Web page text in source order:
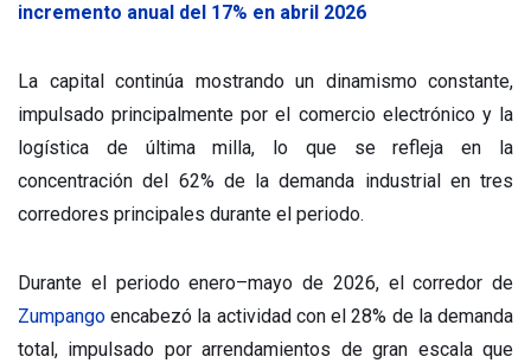
incremento anual del 17% en abril 2026
La capital continúa mostrando un dinamismo constante,
impulsado principalmente por el comercio electrónico y la
logística de última milla, lo que se refleja en la
concentración del 62% de la demanda industrial en tres
corredores principales durante el periodo.
Durante el periodo enero–mayo de 2026, el corredor de
Zumpango encabezó la actividad con el 28% de la demanda
total, impulsado por arrendamientos de gran escala que